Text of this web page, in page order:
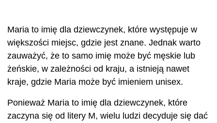
Maria to imię dla dziewczynek, które występuje w
większości miejsc, gdzie jest znane. Jednak warto
zauważyć, że to samo imię może być męskie lub
żeńskie, w zależności od kraju, a istnieją nawet
kraje, gdzie Maria może być imieniem unisex.
Ponieważ Maria to imię dla dziewczynek, które
zaczyna się od litery M, wielu ludzi decyduje się dać